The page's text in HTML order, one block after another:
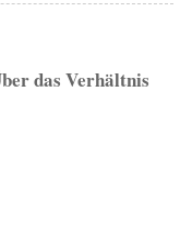
das Verhältnis